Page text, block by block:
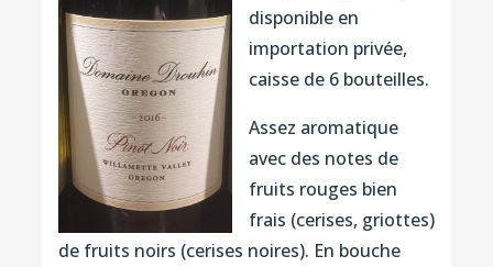
disponible en
importation privée,
caisse de 6 bouteilles.
Assez aromatique
avec des notes de
fruits rouges bien
frais (cerises, griottes)
de fruits noirs (cerises noires). En bouche